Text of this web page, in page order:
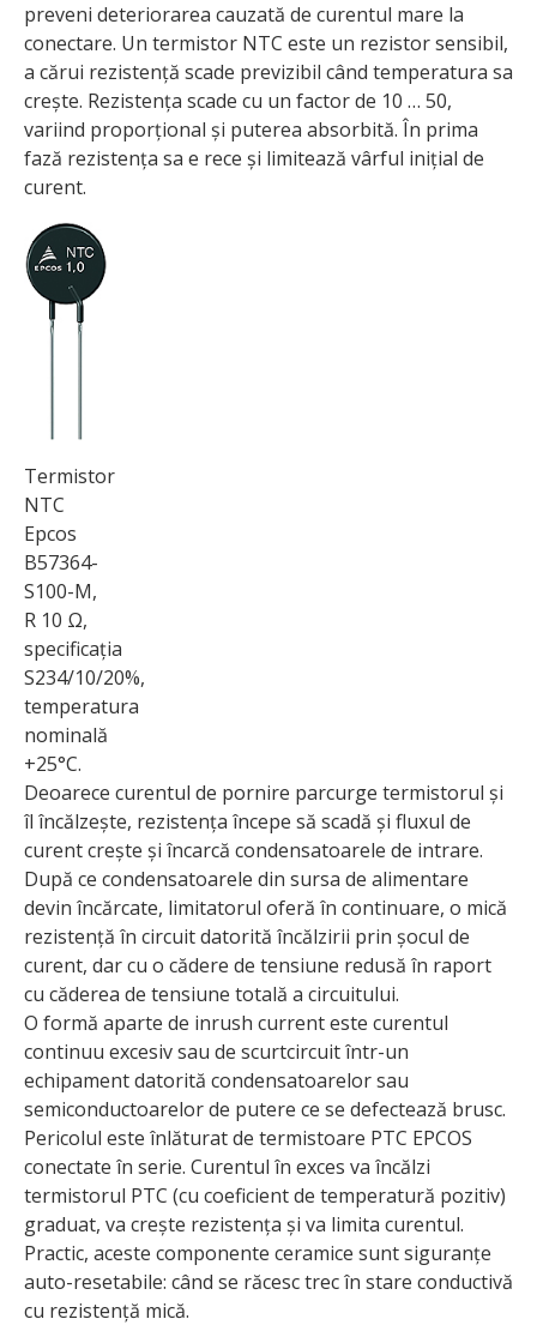
preveni deteriorarea cauzată de curentul mare la
conectare. Un termistor NTC este un rezistor sensibil,
a cărui rezistență scade previzibil când temperatura sa
crește. Rezistența scade cu un factor de 10 … 50,
variind proporțional și puterea absorbită. În prima
fază rezistența sa e rece și limitează vârful inițial de
curent.
Termistor
NTC
Epcos
B57364-
S100-M,
R 10 Ω,
specificația
S234/10/20%,
temperatura
nominală
+25°C.
Deoarece curentul de pornire parcurge termistorul și
îl încălzește, rezistența începe să scadă și fluxul de
curent crește și încarcă condensatoarele de intrare.
După ce condensatoarele din sursa de alimentare
devin încărcate, limitatorul oferă în continuare, o mică
rezistență în circuit datorită încălzirii prin șocul de
curent, dar cu o cădere de tensiune redusă în raport
cu căderea de tensiune totală a circuitului.
O formă aparte de inrush current este curentul
continuu excesiv sau de scurtcircuit într-un
echipament datorită condensatoarelor sau
semiconductoarelor de putere ce se defectează brusc.
Pericolul este înlăturat de termistoare PTC EPCOS
conectate în serie. Curentul în exces va încălzi
termistorul PTC (cu coeficient de temperatură pozitiv)
graduat, va crește rezistența și va limita curentul.
Practic, aceste componente ceramice sunt siguranțe
auto-resetabile: când se răcesc trec în stare conductivă
cu rezistență mică.